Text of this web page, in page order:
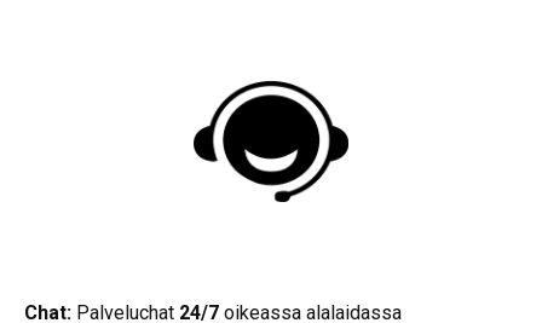
Chat: Palveluchat 24/7 oikeassa alalaidassa